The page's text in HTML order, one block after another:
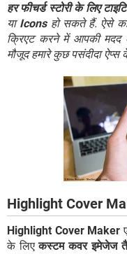
हर फीचर्ड स्टोरी के लिए
या Iconsहो सकते हैं. ऐसे कई
क्रिएट करने में आपकी
मौजूद हमारे कुछ पसंदीदा ऐप्स
Highlight Cover
Highlight Cover Maker
के लिएकस्टम कवर इमेजेज